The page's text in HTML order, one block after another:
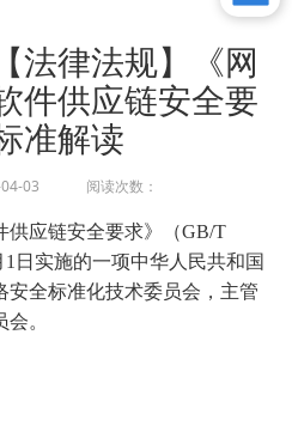
法律法规】《网
件供应链安全要
准解读
04-03 阅读次数：
供应链安全要求》（GB/T
1日实施的一项中华人民共和国
安全标准化技术委员会，主管
会。